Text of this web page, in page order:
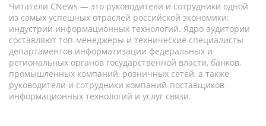
Читатели CNews — это руководители и сотрудники одной
из самых успешных отраслей российской экономики:
индустрии информационных технологий. Ядро аудитории
составляют топ-менеджеры и технические специалисты
департаментов информатизации федеральных и
региональных органов государственной власти, банков,
промышленных компаний, розничных сетей, а также
руководители и сотрудники компаний-поставщиков
информационных технологий и услуг связи.